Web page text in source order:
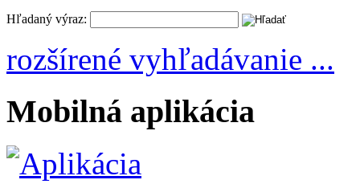
Hľadaný výraz:
rozšírené vyhľadávanie ...
Mobilná aplikácia